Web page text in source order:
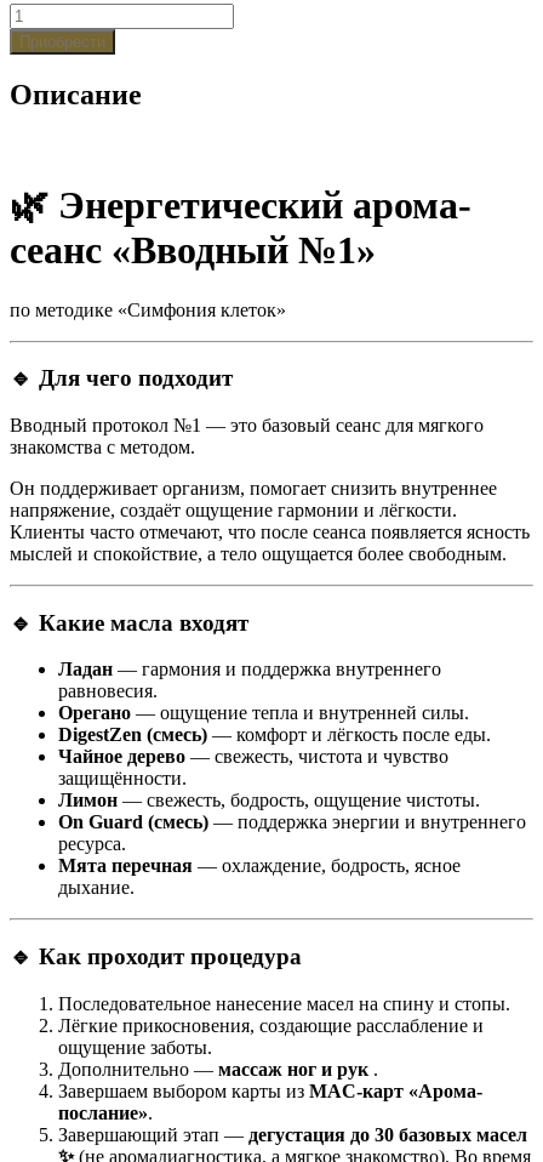
Количество
Энергетический
арома-
Вводный
Приобрести
Описание
🌿 Энергетический арома-
сеанс «Вводный №1»
по методике «Симфония клеток»
🔹 Для чего подходит
Вводный протокол №1 — это базовый сеанс для мягкого
знакомства с методом.
Он поддерживает организм, помогает снизить внутреннее
напряжение, создаёт ощущение гармонии и лёгкости.
Клиенты часто отмечают, что после сеанса появляется ясность
мыслей и спокойствие, а тело ощущается более свободным.
🔹 Какие масла входят
Ладан — гармония и поддержка внутреннего
равновесия.
Орегано — ощущение тепла и внутренней силы.
DigestZen (смесь) — комфорт и лёгкость после еды.
Чайное дерево — свежесть, чистота и чувство
защищённости.
Лимон — свежесть, бодрость, ощущение чистоты.
On Guard (смесь) — поддержка энергии и внутреннего
ресурса.
Мята перечная — охлаждение, бодрость, ясное
дыхание.
🔹 Как проходит процедура
Последовательное нанесение масел на спину и стопы.
Лёгкие прикосновения, создающие расслабление и
ощущение заботы.
Дополнительно — массаж ног и рук .
Завершаем выбором карты из MAC-карт «Арома-
послание».
Завершающий этап — дегустация до 30 базовых масел
✨(не аромадиагностика, а мягкое знакомство). Во время